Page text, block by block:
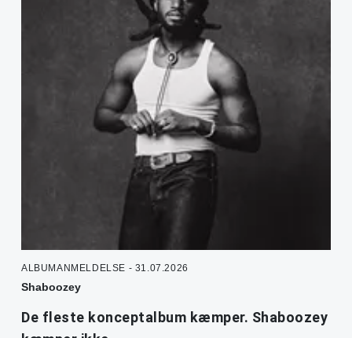
ALBUMANMELDELSE - 31.07.2026
Shaboozey
De fleste konceptalbum kæmper. Shaboozey